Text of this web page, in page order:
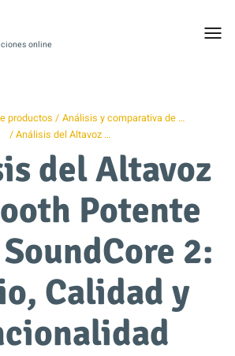
online
productos
Análisis y comparativa de …
Análisis del Altavoz …
del Altavoz
Potente
2:
Calidad y